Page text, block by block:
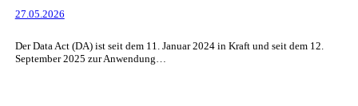
27.05.2026
Der Data Act (DA) ist seit dem 11. Januar 2024 in Kraft und seit dem 12.
September 2025 zur Anwendung…